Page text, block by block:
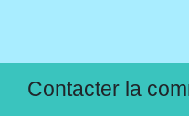
Contacter la